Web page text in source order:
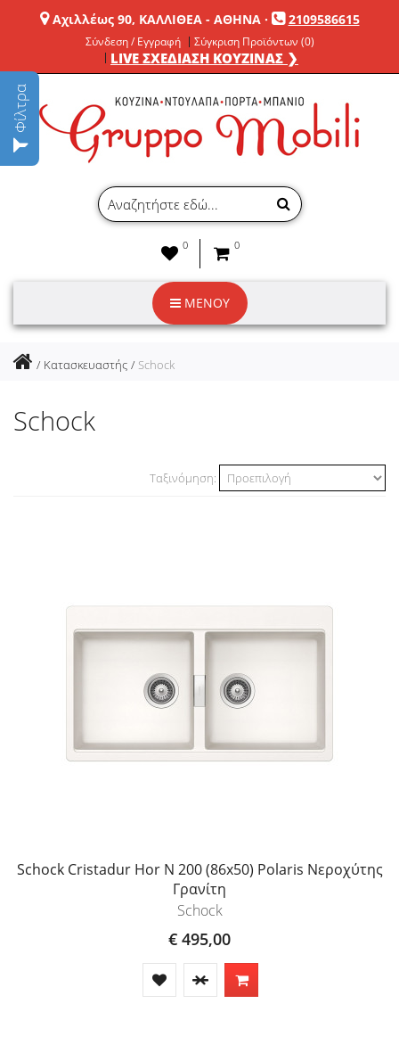
Φίλτρα
Αχιλλέως 90, ΚΑΛΛΙΘΕΑ - ΑΘΗΝΑ· 2109586615
Σύνδεση / Εγγραφή Σύγκριση Προϊόντων (0)
LIVE ΣΧΕΔΙΑΣΗ ΚΟΥΖΙΝΑΣ ❯
0 0
ΜΕΝΟΥ
Κατασκευαστής Schock
Schock
Ταξινόμηση:
Schock Cristadur Hor N 200 (86x50) Polaris Νεροχύτης
Γρανίτη
Schock
€ 495,00